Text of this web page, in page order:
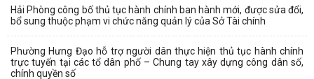
Hải Phòng công bố thủ tục hành chính ban hành mới, được sửa đổi,
bổ sung thuộc phạm vi chức năng quản lý của Sở Tài chính
Phường Hưng Đạo hỗ trợ người dân thực hiện thủ tục hành chính
trực tuyến tại các tổ dân phố – Chung tay xây dựng công dân số,
chính quyền số